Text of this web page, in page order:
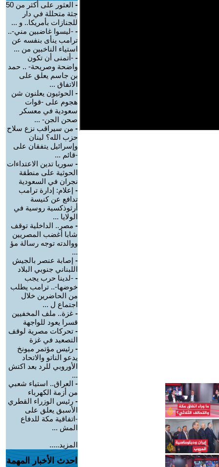
-
العثور على أكثر من 50
جثة متحللة في دار
للجنازات بأمريكا.. و ...
- -ليسوا غاضبين مني-..
ترامب ينأى بنفسه عن
استياء الناخبين من ...
- -أتمنى أن تكون
واضحة وصريحة- .. حمد
بن جاسم يعلق على
الاتفاق ...
- الحوثيون يعلنون شن
هجوم على -قوات
سعودية في معسكر
صحن الجن- ...
- من سيراقب نزع سلاح
حزب الله؟ لبنان
وإسرائيل يتفقان على
-قائم ...
- سوريا تدين الاعتداءات
الحوثية على منطقة
نجران في السعودية
- إعلام: إدارة ترامب
تدافع عن كنيسة
أرثوذكسية روسية في
الولايا ...
- مصر.. الداخلية توقف
شابا أغضب المصريين
ووالدته توجه رسالة مؤ
...
- إصابة عنصر بالجيش
اللبناني جنوبي البلاد
- -لدينا حرب يجب
خوضها-.. ترامب يطلب
من الحاضرين خلال
اجتماع ل ...
- غزة.. ملف المخفيين
قسرا يعود للواجهة
- تحركات مصرية لوقف
التصعيد في غزة
- رئيس مؤتمر ميونخ
يدعو الناتو والاتحاد
الأوروبي للرد بعد اكتش
...
- العراق.. استياء شعبي
من أزمة الكهرباء
- رئيس الوزراء القطري
الأسبق يعلق على
-اتفاقية مكة للدفاع
المش ...
المزيد.....
احدث الأخبار المهمة